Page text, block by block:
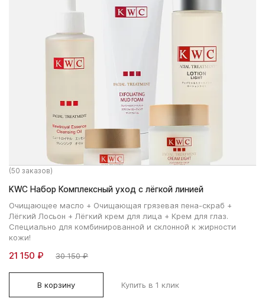
(50 заказов)
KWC Набор Комплексный уход c лёгкой линией
Очищающее масло + Очищающая грязевая пена-скраб +
Лёгкий Лосьон + Лёгкий крем для лица + Крем для глаз.
Специально для комбинированной и склонной к жирности
кожи!
21 150 ₽ 30 150 ₽
В корзину Купить в 1 клик